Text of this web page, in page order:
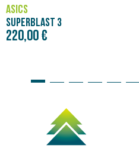
ASICS
SUPERBLAST 3
220,00 €